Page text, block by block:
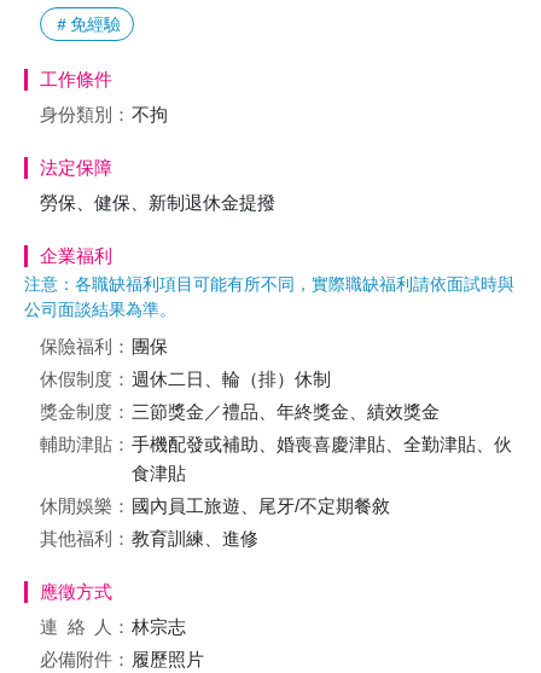
＃免經驗
工作條件
身份類別： 不拘
法定保障
勞保、健保、新制退休金提撥
企業福利
注意：各職缺福利項目可能有所不同，實際職缺福利請依面試時與
公司面談結果為準。
保險福利： 團保
休假制度： 週休二日、輪（排）休制
獎金制度： 三節獎金／禮品、年終獎金、績效獎金
輔助津貼： 手機配發或補助、婚喪喜慶津貼、全勤津貼、伙
食津貼
休閒娛樂： 國內員工旅遊、尾牙/不定期餐敘
其他福利： 教育訓練、進修
應徵方式
連絡
人： 林宗志
必備附件： 履歷照片